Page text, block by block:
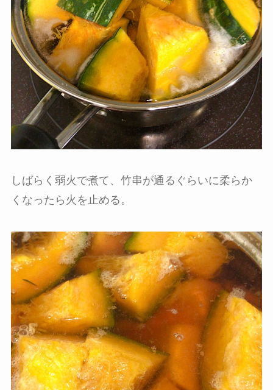
しばらく弱火で煮て、竹串が通るぐらいに柔らか
くなったら火を止める。